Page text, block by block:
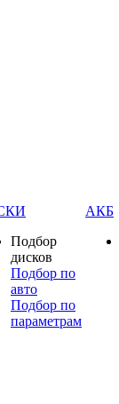
Подбор
дисков
Подбор по
авто
Подбор по
параметрам
АКБ